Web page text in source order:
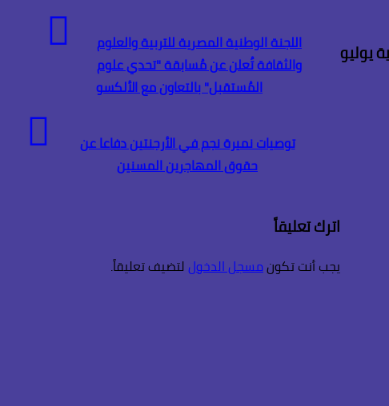
اللجنة الوطنية المصرية للتربية والعلوم
والثقافة تُعلن عن مُسابقة "تحدي علوم
المُستقبل" بالتعاون مع الألكسو
توصيات نميرة نجم في الأرجنتين دفاعا عن
حقوق المهاجرين المسنين
اترك تعليقاً
يجب أنت تكونمسجل الدخوللتضيف تعليقاً.